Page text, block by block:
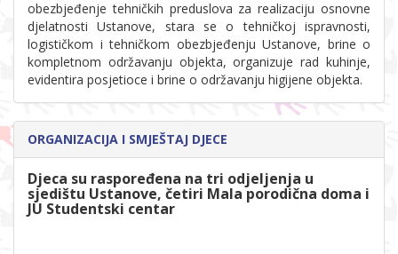
obezbjeđenje tehničkih preduslova za realizaciju osnovne
djelatnosti Ustanove, stara se o tehničkoj ispravnosti,
logističkom i tehničkom obezbjeđenju Ustanove, brine o
kompletnom održavanju objekta, organizuje rad kuhinje,
evidentira posjetioce i brine o održavanju higijene objekta.
ORGANIZACIJA I SMJEŠTAJ DJECE
Djeca su raspoređena na tri odjeljenja u
sjedištu Ustanove, četiri Mala porodična doma i
JU Studentski centar